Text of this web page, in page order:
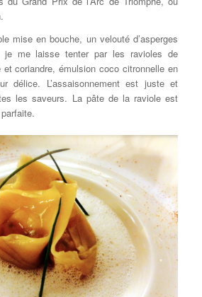
mise en bouche, un velouté d’asperges
je me laisse tenter par les ravioles de
et coriandre, émulsion coco citronnelle en
délice. L’assaisonnement est juste et
les saveurs. La pâte de la raviole est